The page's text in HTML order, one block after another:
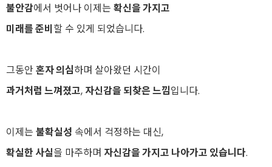
불안감에서 벗어나 이제는 확신을 가지고
미래를 준비할 수 있게 되었습니다.
그동안혼자 의심하며 살아왔던 시간이
과거처럼 느껴졌고, 자신감을 되찾은 느낌입니다.
이제는 불확실성 속에서 걱정하는 대신,
확실한 사실을 마주하며 자신감을 가지고 나아가고 있습니다.